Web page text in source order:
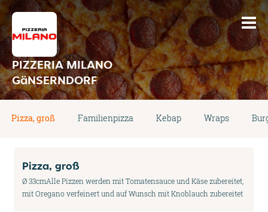
PIZZERIA MILANO
GäNSERNDORF
Pizza, groß Familienpizza Kebap Wraps
Pizza, groß
Ø 33cmAlle Pizzen werden mit Tomatensauce und Käse zubereitet,
mit Oregano verfeinert und auf Wunsch mit Knoblauch zubereitet